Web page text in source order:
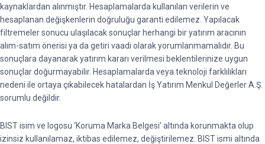
kaynaklardan alınmıştır. Hesaplamalarda kullanılan verilerin ve
hesaplanan değişkenlerin doğruluğu garanti edilemez. Yapılacak
filtremeler sonucu ulaşılacak sonuçlar herhangi bir yatırım aracının
alım-satım önerisi ya da getiri vaadi olarak yorumlanmamalıdır. Bu
sonuçlara dayanarak yatırım kararı verilmesi beklentilerinize uygun
sonuçlar doğurmayabilir. Hesaplamalarda veya teknoloji farklılıkları
nedeni ile ortaya çıkabilecek hatalardan İş Yatırım Menkul Değerler A.Ş.
sorumlu değildir.
BIST isim ve logosu ‘Koruma Marka Belgesi’ altında korunmakta olup
izinsiz kullanılamaz, iktibas edilemez, değiştirilemez. BIST ismi altında